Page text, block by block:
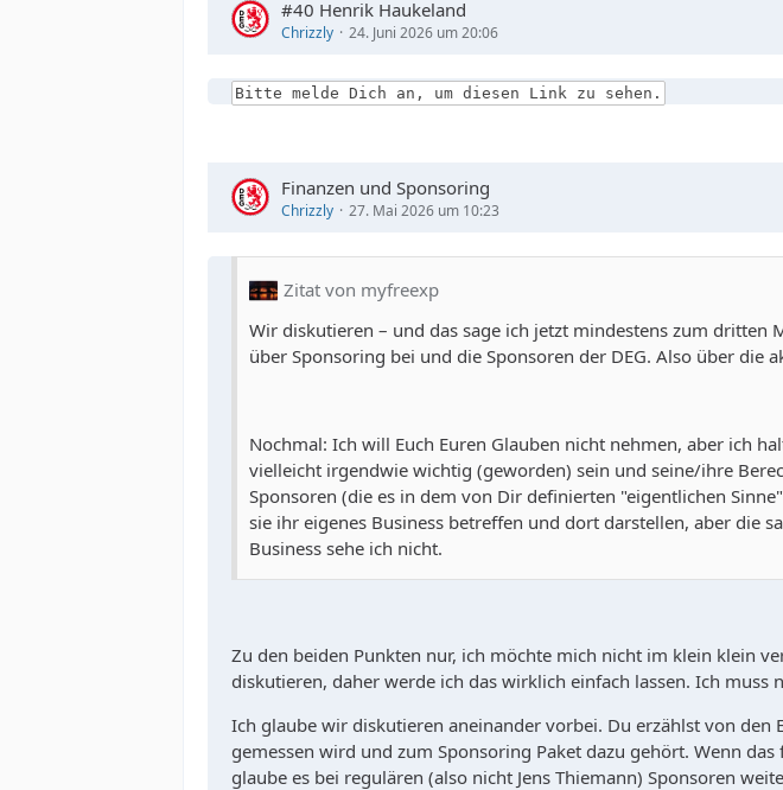
#40 Henrik Haukeland
Chrizzly 24. Juni 2026 um 20:06
Bitte melde Dich an, um diesen Link zu sehen.
Finanzen und Sponsoring
Chrizzly 27. Mai 2026 um 10:23
Zitat von myfreexp
Wir diskutieren – und das sage ich jetzt mindestens zum dritten
über Sponsoring bei und die Sponsoren der DEG. Also über die
Nochmal: Ich will Euch Euren Glauben nicht nehmen, aber ich
vielleicht irgendwie wichtig (geworden) sein und seine/ihre
Sponsoren (die es in dem von Dir definierten "eigentlichen
sie ihr eigenes Business betreffen und dort darstellen, aber die
Business sehe ich nicht.
Zu den beiden Punkten nur, ich möchte mich nicht im klein klein
diskutieren, daher werde ich das wirklich einfach lassen. Ich
Ich glaube wir diskutieren aneinander vorbei. Du erzählst von den
gemessen wird und zum Sponsoring Paket dazu gehört. Wenn
glaube es bei regulären (also nicht Jens Thiemann) Sponsoren